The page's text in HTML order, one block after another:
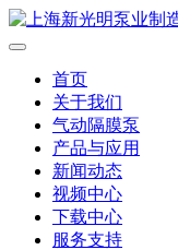
首页
关于我们
气动隔膜泵
产品与应用
新闻动态
视频中心
下载中心
服务支持